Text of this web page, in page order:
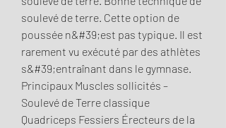
soulevé de terre. Cette option de
poussée n&#39;est pas typique. Il est
rarement vu exécuté par des athlètes
s&#39;entraînant dans le gymnase.
Principaux Muscles sollicités –
Soulevé de Terre classique
Quadriceps Fessiers Érecteurs de la